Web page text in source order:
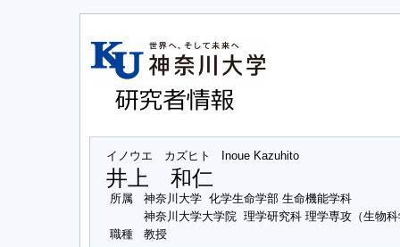
イノウエ カズヒト Inoue Kazuhito
井上 和仁
所属
神奈川大学 化学生命学部 生命機能学科
神奈川大学大学院 理学研究科 理学専攻（生物
職種
教授